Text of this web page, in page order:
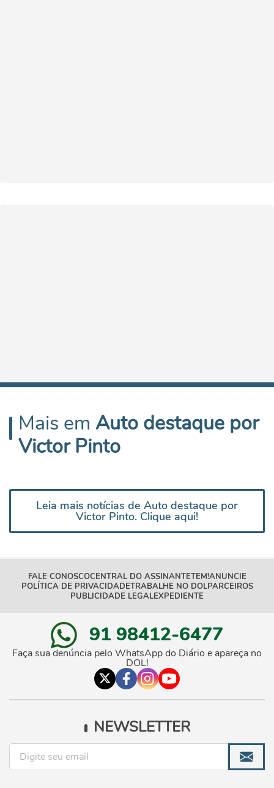
Mais em Auto destaque por
Victor Pinto
Leia mais notícias de Auto destaque por
Victor Pinto. Clique aqui!
FALE CONOSCOCENTRAL DO ASSINANTETEM!ANUNCIE
POLÍTICA DE PRIVACIDADETRABALHE NO DOLPARCEIROS
PUBLICIDADE LEGALEXPEDIENTE
91 98412-6477
Faça sua denúncia pelo WhatsApp do Diário e apareça no
DOL!
NEWSLETTER